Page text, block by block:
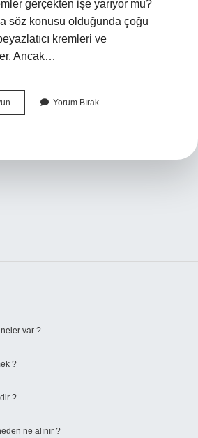
gerçekten işe yarıyor mu?
söz konusu olduğunda çoğu
kremleri ve
Ancak…
Iyi
Yorum Bırak
var ?
?
?
ne alınır ?